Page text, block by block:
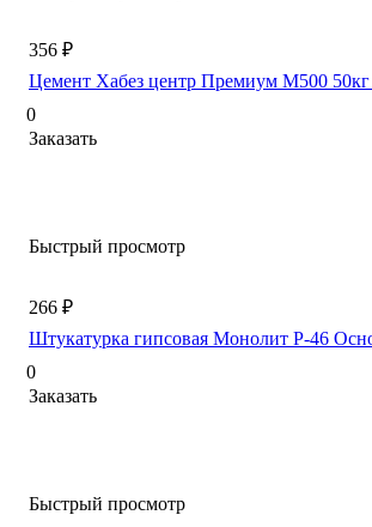
356 ₽
Цемент Хабез центр Премиум М500 50кг
0
Заказать
Быстрый просмотр
266 ₽
Штукатурка гипсовая Монолит Р-46
0
Заказать
Быстрый просмотр